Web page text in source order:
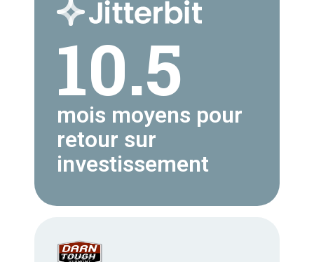
10.5
mois moyens pour
retour sur
investissement